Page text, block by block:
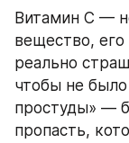
Витамин C —
вещество,
реально
чтобы не
простуды» —
пропасть,